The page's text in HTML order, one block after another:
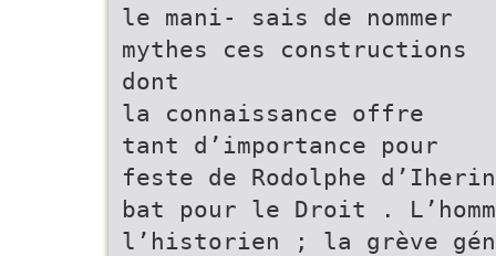
le mani- sais de nommer
mythes ces constructions
dont
la connaissance offre
tant d’importance pour
feste de Rodolphe
bat pour le Droit .
l’historien ; la grève